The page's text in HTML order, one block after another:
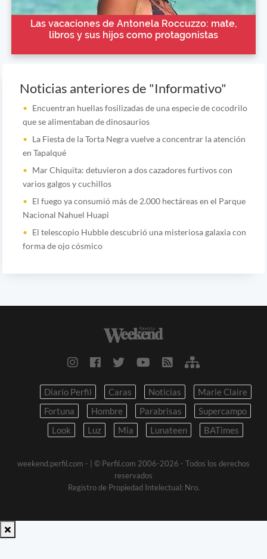
Las vacaciones de Antonela Roccuzzo: mate,
libros y sus hijos como protagonistas
Noticias anteriores de "Informativo"
Encuentran huellas fosilizadas de una especie de cocodrilo
que se alimentaban de dinosaurios
La Fiesta de la Torta Negra vuelve a concentrar la atención
en Tapalqué
Mar Chiquita: detuvieron a dos cazadores furtivos con
varios galgos y cuchillos
El fuego ya consumió más de 2.000 hectáreas en el Parque
Nacional Nahuel Huapi
El telescopio Hubble descubrió una misteriosa galaxia con
forma de ojo cósmico
Diario Perfil Caras Noticias
Marie Claire
Fortuna
Hombre Parabrisas
Supercampo
Look
Luz Mia Lunateen BATimes
weekend.perfil.com -
| © Perfil.com 2006-2026 - Todos los derechos
reservados
Registro de Propiedad Intelectual: Nro.